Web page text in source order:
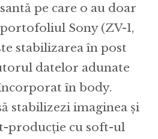
pe care o au doar
Sony (ZV-1,
stabilizarea în post
datelor adunate
în body.
stabilizezi imaginea și
producție cu soft-ul